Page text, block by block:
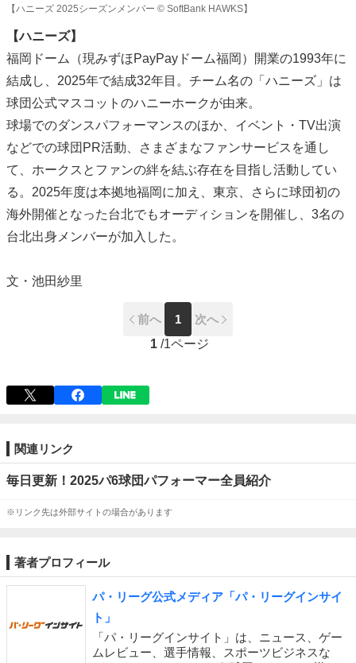
【ハニーズ 2025シーズンメンバー © SoftBank HAWKS】
【ハニーズ】
福岡ドーム（現みずほPayPayドーム福岡）開業の1993年に
結成し、2025年で結成32年目。チーム名の「ハニーズ」は
球団公式マスコットのハニーホークが由来。
球場でのダンスパフォーマンスのほか、イベント・TV出演
などでの球団PR活動、さまざまなファンサービスを通し
て、ホークスとファンの絆を結ぶ存在を目指し活動してい
る。2025年度は本拠地福岡に加え、東京、さらに球団初の
海外開催となった台北でもオーディションを開催し、3名の
台北出身メンバーが加入した。
文・池田紗里
前へ 1
次へ
1 /1ページ
関連リンク
毎日更新！2025パ6球団パフォーマー全員紹介
※リンク先は外部サイトの場合があります
著者プロフィール
パ・リーグ公式メディア「パ・リーグインサイ
ト」
「パ・リーグインサイト」は、ニュース、ゲー
ムレビュー、選手情報、スポーツビジネスな